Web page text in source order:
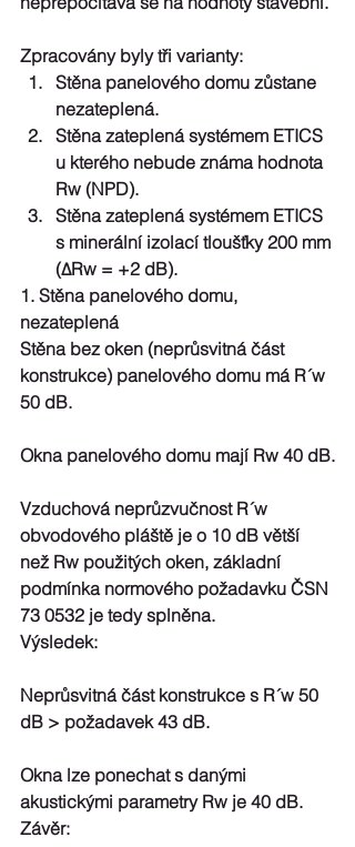
Zpracovány byly tři varianty:
Stěna panelového domu zůstane
nezateplená.
Stěna zateplená systémem ETICS
u kterého nebude známa hodnota
Rw (NPD).
Stěna zateplená systémem ETICS
s minerální izolací tloušťky 200 mm
(ΔRw = +2 dB).
1. Stěna panelového domu,
nezateplená
Stěna bez oken (neprůsvitná část
konstrukce) panelového domu má R´w
50 dB.
Okna panelového domu mají Rw 40 dB.
Vzduchová neprůzvučnost R´w
obvodového pláště je o 10 dB větší
než Rw použitých oken, základní
podmínka normového požadavku ČSN
73 0532 je tedy splněna.
Výsledek:
Neprůsvitná část konstrukce s R´w 50
dB > požadavek 43 dB.
Okna lze ponechat s danými
akustickými parametry Rw je 40 dB.
Závěr: